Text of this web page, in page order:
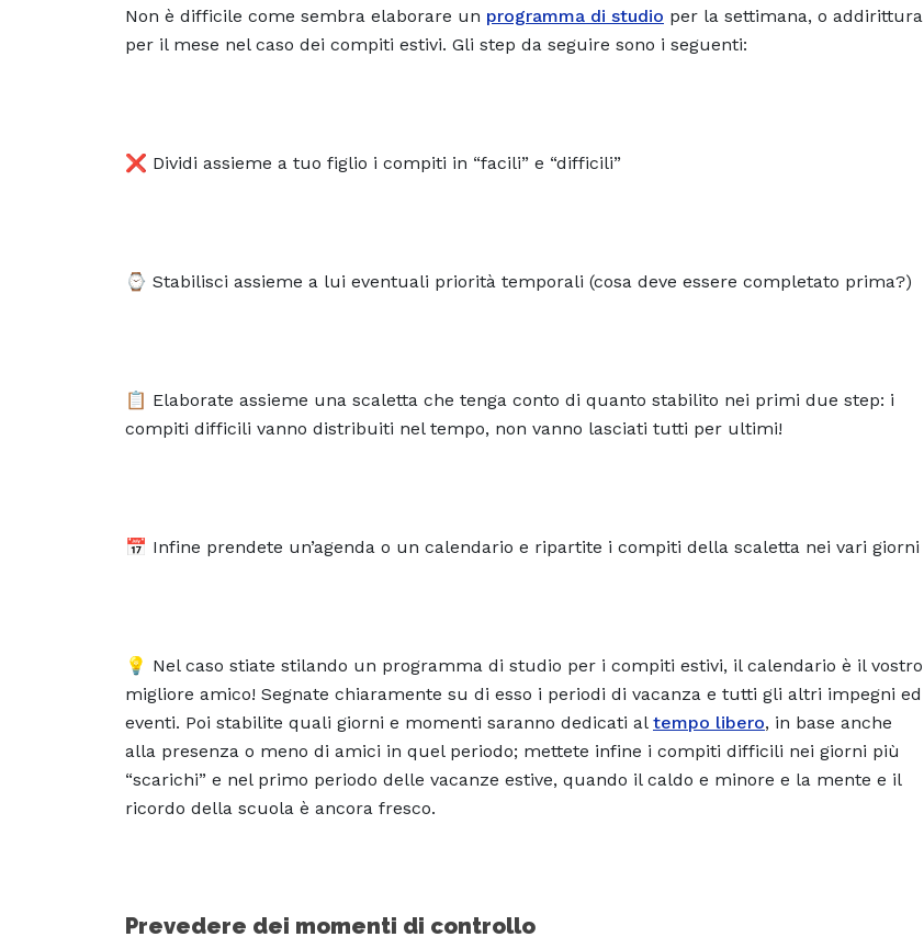
Non è difficile come sembra elaborare un programma di studio per la settimana, o addirittura
per il mese nel caso dei compiti estivi. Gli step da seguire sono i seguenti:
❌ Dividi assieme a tuo figlio i compiti in “facili” e “difficili”
⌚ Stabilisci assieme a lui eventuali priorità temporali (cosa deve essere completato prima?)
📋 Elaborate assieme una scaletta che tenga conto di quanto stabilito nei primi due step: i
compiti difficili vanno distribuiti nel tempo, non vanno lasciati tutti per ultimi!
📅 Infine prendete un’agenda o un calendario e ripartite i compiti della scaletta nei vari giorni
💡 Nel caso stiate stilando un programma di studio per i compiti estivi, il calendario è il vostro
migliore amico! Segnate chiaramente su di esso i periodi di vacanza e tutti gli altri impegni ed
eventi. Poi stabilite quali giorni e momenti saranno dedicati al tempo libero, in base anche
alla presenza o meno di amici in quel periodo; mettete infine i compiti difficili nei giorni più
“scarichi” e nel primo periodo delle vacanze estive, quando il caldo e minore e la mente e il
ricordo della scuola è ancora fresco.
Prevedere dei momenti di controllo